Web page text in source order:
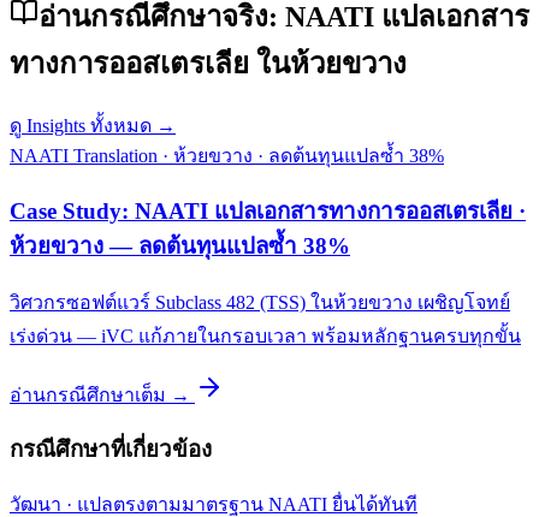
อ่านกรณีศึกษาจริง: NAATI แปลเอกสาร
ทางการออสเตรเลีย ในห้วยขวาง
ดู Insights ทั้งหมด →
NAATI Translation · ห้วยขวาง · ลดต้นทุนแปลซ้ำ 38%
Case Study: NAATI แปลเอกสารทางการออสเตรเลีย ·
ห้วยขวาง — ลดต้นทุนแปลซ้ำ 38%
วิศวกรซอฟต์แวร์ Subclass 482 (TSS) ในห้วยขวาง เผชิญโจทย์
เร่งด่วน — iVC แก้ภายในกรอบเวลา พร้อมหลักฐานครบทุกขั้น
อ่านกรณีศึกษาเต็ม →
กรณีศึกษาที่เกี่ยวข้อง
วัฒนา · แปลตรงตามมาตรฐาน NAATI ยื่นได้ทันที